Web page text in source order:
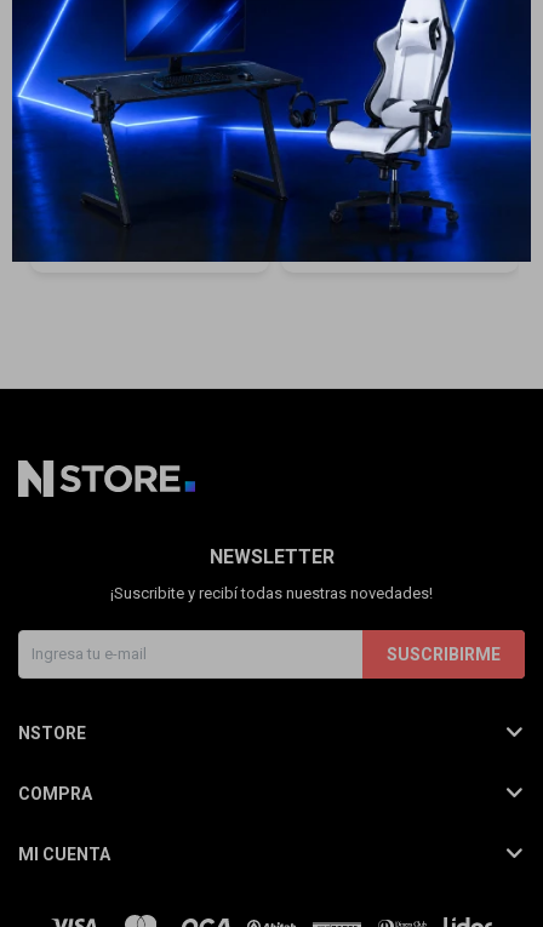
Samsung Galaxy S26 5G
Ultra 256 GB - Black
Shadow
USD 2.099
USD 1.699 USD 1.529
GARANTÍA: 1 AÑO
ENVÍO A TODO EL PAÍS
Samsung Galaxy S26 5G
Ultra 512 GB - Galactic Blue
USD 2.399
USD 1.949 USD1.754
GARANTÍA: 1 AÑO
ENVÍO A TODO EL PAÍS
NEWSLETTER
¡Suscribite y recibí todas nuestras novedades!
SUSCRIBIRME
NSTORE
COMPRA
MI CUENTA
Tiendas